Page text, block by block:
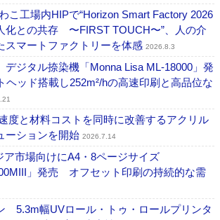
こ工場内HIPで“Horizon Smart Factory 2026
化との共存 〜FIRST TOUCH〜”、人の介
スマートファクトリーを体感 2026.8.3
ジタル捺染機「Monna Lisa ML-18000」発
ッド搭載し252m²/hの高速印刷と高品位な
度と材料コストを同時に改善するアクリル
ーションを開始 2026.7.14
市場向けにA4・8ページサイズ
」発売 オフセット印刷の持続的な需
5.3m幅UVロール・トゥ・ロールプリンタ